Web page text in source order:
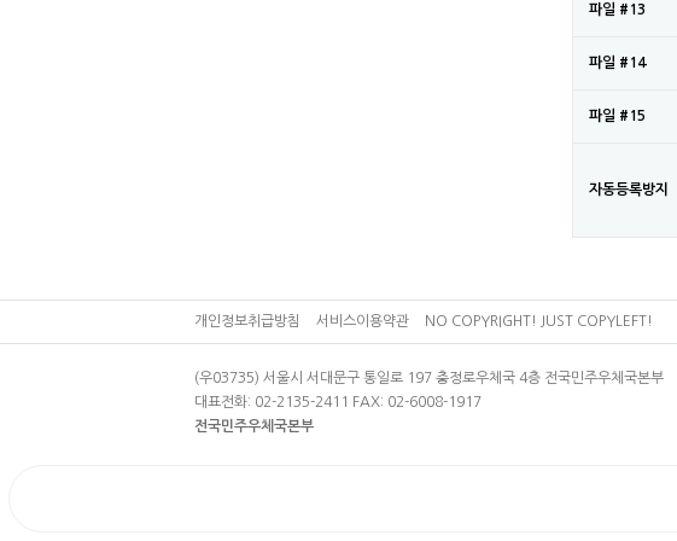
파일 #13
파일 #14
파일 #15
자동등록방지
개인정보취급방침 서비스이용약관 NO COPYRIGHT! JUST COPYLEFT!
(우03735) 서울시 서대문구 통일로 197 충정로우체국 4층 전국민주우체국본부
대표전화: 02-2135-2411 FAX: 02-6008-1917
전국민주우체국본부